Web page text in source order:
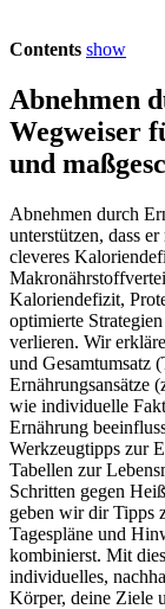
Contents show
Abnehmen
Wegweiser
und
Abnehmen durch
unterstützen, dass
cleveres
Kaloriendefizit,
optimierte
verlieren. Wir
und Gesamtumsatz
Ernährungsansätze
wie individuelle
Ernährung
Werkzeugtipps zur
Tabellen zur
Schritten gegen
geben wir dir Tipps
Tagespläne und
kombinierst. Mit
individuelles,
Körper, deine Ziele